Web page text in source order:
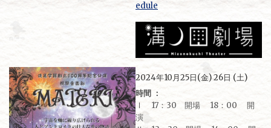
edule
2024年10月25日(金) 26日 (土)
時間 ：
Ⅰ 17：30 開場 18：00 開
演